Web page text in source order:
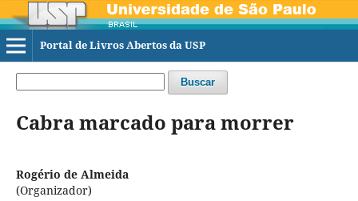
Portal de Livros Abertos da USP
Buscar
Cabra marcado para morrer
Rogério de Almeida
(Organizador)